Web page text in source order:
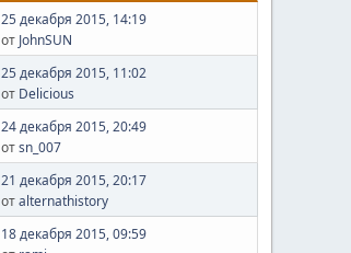
25 декабря 2015, 14:19
от JohnSUN
25 декабря 2015, 11:02
от Delicious
24 декабря 2015, 20:49
отsn_007
21 декабря 2015, 20:17
отalternathistory
18 декабря 2015, 09:59